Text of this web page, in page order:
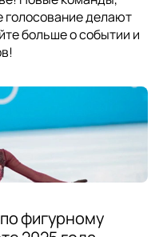
голосование делают
больше о событии и
фигурному